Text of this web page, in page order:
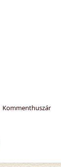
Kommenthuszár